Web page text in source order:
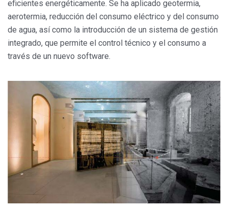
eficientes energéticamente. Se ha aplicado geotermia,
aerotermia, reducción del consumo eléctrico y del consumo
de agua, así como la introducción de un sistema de gestión
integrado, que permite el control técnico y el consumo a
través de un nuevo software.